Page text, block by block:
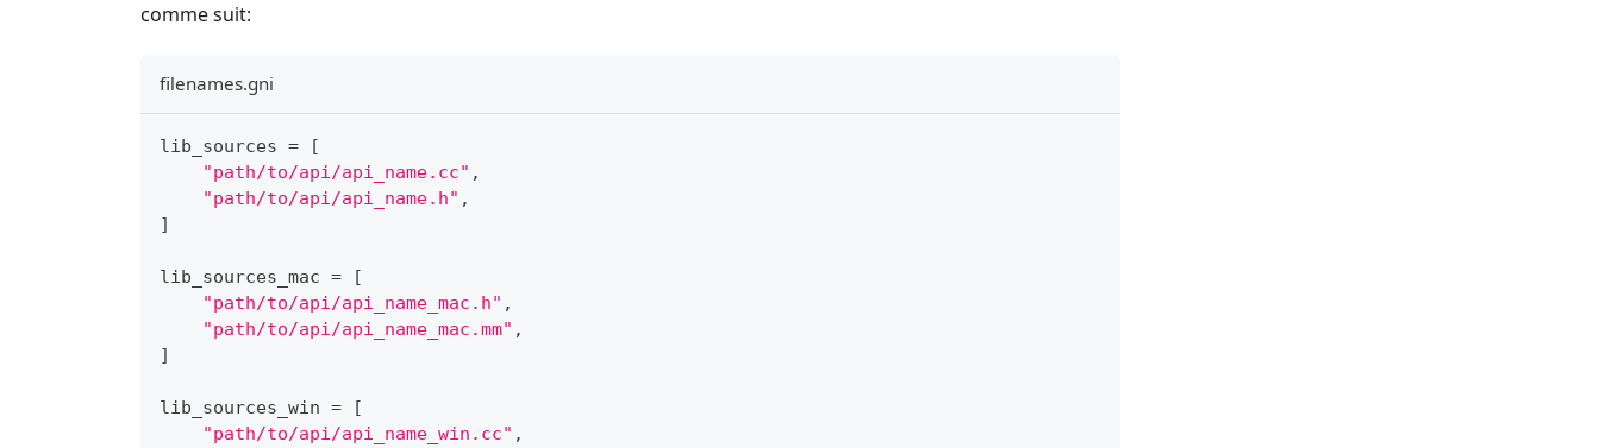
comme suit:
filenames.gni
lib_sources =
[
"path/to/api/api_name.cc" ,
"path/to/api/api_name.h" ,
]
lib_sources_mac =
[
"path/to/api/api_name_mac.h" ,
"path/to/api/api_name_mac.mm" ,
]
lib_sources_win =
[
"path/to/api/api_name_win.cc" ,